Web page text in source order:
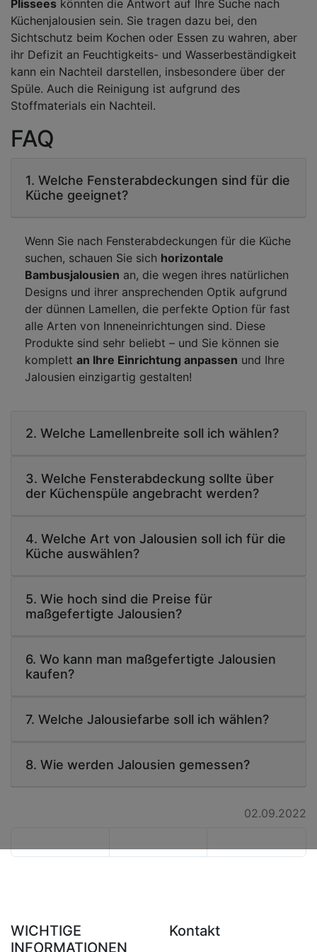
Plissees könnten die Antwort auf Ihre Suche nach
Küchenjalousien sein. Sie tragen dazu bei, den
Sichtschutz beim Kochen oder Essen zu wahren, aber
ihr Defizit an Feuchtigkeits- und Wasserbeständigkeit
kann ein Nachteil darstellen, insbesondere über der
Spüle. Auch die Reinigung ist aufgrund des
Stoffmaterials ein Nachteil.
FAQ
1. Welche Fensterabdeckungen sind für die
Küche geeignet?
Wenn Sie nach Fensterabdeckungen für die Küche
suchen, schauen Sie sich horizontale
Bambusjalousien an, die wegen ihres natürlichen
Designs und ihrer ansprechenden Optik aufgrund
der dünnen Lamellen, die perfekte Option für fast
alle Arten von Inneneinrichtungen sind. Diese
Produkte sind sehr beliebt – und Sie können sie
komplett an Ihre Einrichtung anpassen und Ihre
Jalousien einzigartig gestalten!
2. Welche Lamellenbreite soll ich wählen?
3. Welche Fensterabdeckung sollte über
der Küchenspüle angebracht werden?
4. Welche Art von Jalousien soll ich für die
Küche auswählen?
5. Wie hoch sind die Preise für
maßgefertigte Jalousien?
6. Wo kann man maßgefertigte Jalousien
kaufen?
7. Welche Jalousiefarbe soll ich wählen?
8. Wie werden Jalousien gemessen?
02.09.2022
WICHTIGE
INFORMATIONEN
Kontakt